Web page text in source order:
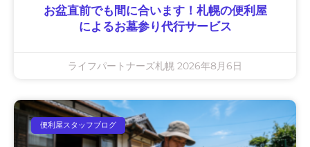
お盆直前でも間に合います！札幌の便利屋
によるお墓参り代行サービス
ライフパートナーズ札幌 2026年8月6日
便利屋スタッフブログ